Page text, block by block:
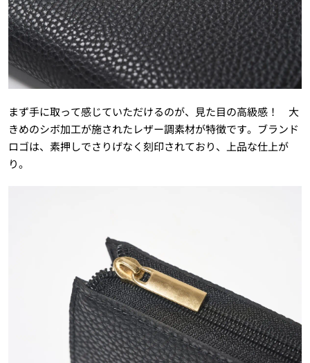
まず手に取って感じていただけるのが、見た目の高級感！ 大
きめのシボ加工が施されたレザー調素材が特徴です。ブランド
ロゴは、素押しでさりげなく刻印されており、上品な仕上が
り。